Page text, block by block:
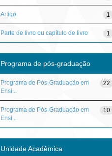
1
Artigo
1
Parte de livro ou capítulo de livro
Programa de pós-graduação
22
Programa de Pós-Graduação em
Ensi...
10
Programa de Pós-Graduação em
Ensi...
Unidade Acadêmica